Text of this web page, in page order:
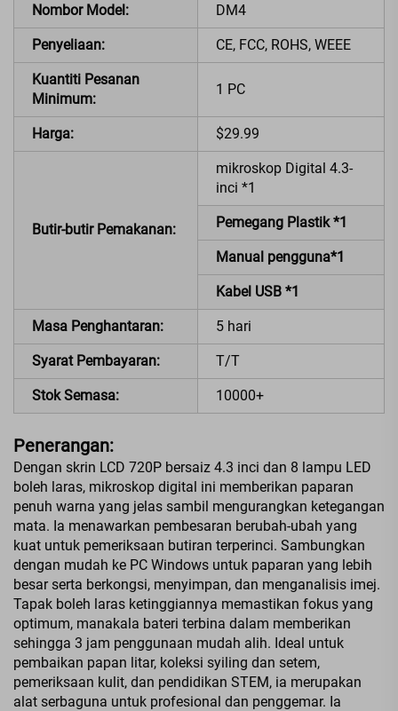
Nombor Model: DM4
Penyeliaan: CE, FCC, ROHS, WEEE
Kuantiti Pesanan
Minimum:
1 PC
Harga: $29.99
Butir-butir Pemakanan:
mikroskop Digital 4.3-
inci *1
Pemegang Plastik *1
Manual pengguna*1
Kabel USB *1
Masa Penghantaran: 5 hari
Syarat Pembayaran: T/T
Stok Semasa: 10000+
Penerangan:
Dengan skrin LCD 720P bersaiz 4.3 inci dan 8 lampu LED
boleh laras, mikroskop digital ini memberikan paparan
penuh warna yang jelas sambil mengurangkan ketegangan
mata. Ia menawarkan pembesaran berubah-ubah yang
kuat untuk pemeriksaan butiran terperinci. Sambungkan
dengan mudah ke PC Windows untuk paparan yang lebih
besar serta berkongsi, menyimpan, dan menganalisis imej.
Tapak boleh laras ketinggiannya memastikan fokus yang
optimum, manakala bateri terbina dalam memberikan
sehingga 3 jam penggunaan mudah alih. Ideal untuk
pembaikan papan litar, koleksi syiling dan setem,
pemeriksaan kulit, dan pendidikan STEM, ia merupakan
alat serbaguna untuk profesional dan penggemar. Ia